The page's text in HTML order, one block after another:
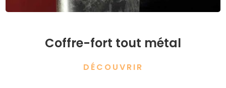
Coffre-fort tout métal
DÉCOUVRIR